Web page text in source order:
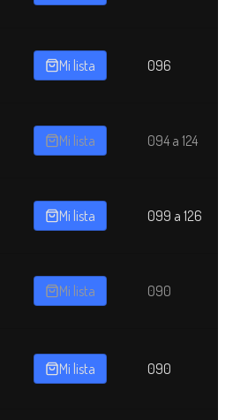
Mi lista 096
Mi lista 094 a 124
Mi lista 099 a 126
Mi lista 090
Mi lista 090